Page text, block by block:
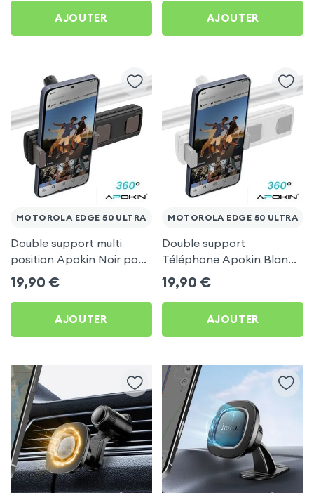
AJOUTER AJOUTER
MOTOROLA EDGE 50 ULTRA
Double support multi
position Apokin Noir pour
Motorola Edge 50 Ultra
19,90 €
AJOUTER
MOTOROLA EDGE 50 ULTRA
Double support
Téléphone Apokin Blanc
pour Tiktok, Insta,
Snapchat, Youtube, Vlog
et Twitch
19,90 €
AJOUTER